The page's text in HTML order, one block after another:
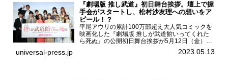
『劇場版 推し武道』初日舞台挨拶。壇上で握
手会がスタートし、松村沙友理への想いをア
ピール！？
平尾アウリの累計100万部超え大人気コミックを
映画化した『劇場版 推しが武道館いってくれた
ら死ぬ』の公開初日舞台挨拶が5月12日（金）新
宿バルト9で開催され、出演者の松村沙友理、中
村里帆、MOMO(@onefive)、KANO(@onefi...
universal-press.jp 2023.05.13